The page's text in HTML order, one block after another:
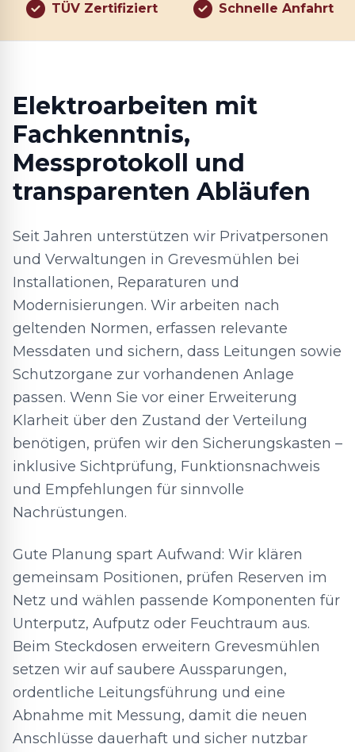
TÜV Zertifiziert Schnelle Anfahrt
Elektroarbeiten mit
Fachkenntnis,
Messprotokoll und
transparenten Abläufen
Seit Jahren unterstützen wir Privatpersonen
und Verwaltungen in Grevesmühlen bei
Installationen, Reparaturen und
Modernisierungen. Wir arbeiten nach
geltenden Normen, erfassen relevante
Messdaten und sichern, dass Leitungen sowie
Schutzorgane zur vorhandenen Anlage
passen. Wenn Sie vor einer Erweiterung
Klarheit über den Zustand der Verteilung
benötigen, prüfen wir den Sicherungskasten –
inklusive Sichtprüfung, Funktionsnachweis
und Empfehlungen für sinnvolle
Nachrüstungen.
Gute Planung spart Aufwand: Wir klären
gemeinsam Positionen, prüfen Reserven im
Netz und wählen passende Komponenten für
Unterputz, Aufputz oder Feuchtraum aus.
Beim Steckdosen erweitern Grevesmühlen
setzen wir auf saubere Aussparungen,
ordentliche Leitungsführung und eine
Abnahme mit Messung, damit die neuen
Anschlüsse dauerhaft und sicher nutzbar